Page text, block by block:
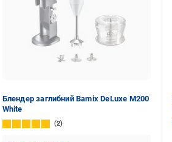
Блендер заглибний Bamix DeLuxe M200
White
2